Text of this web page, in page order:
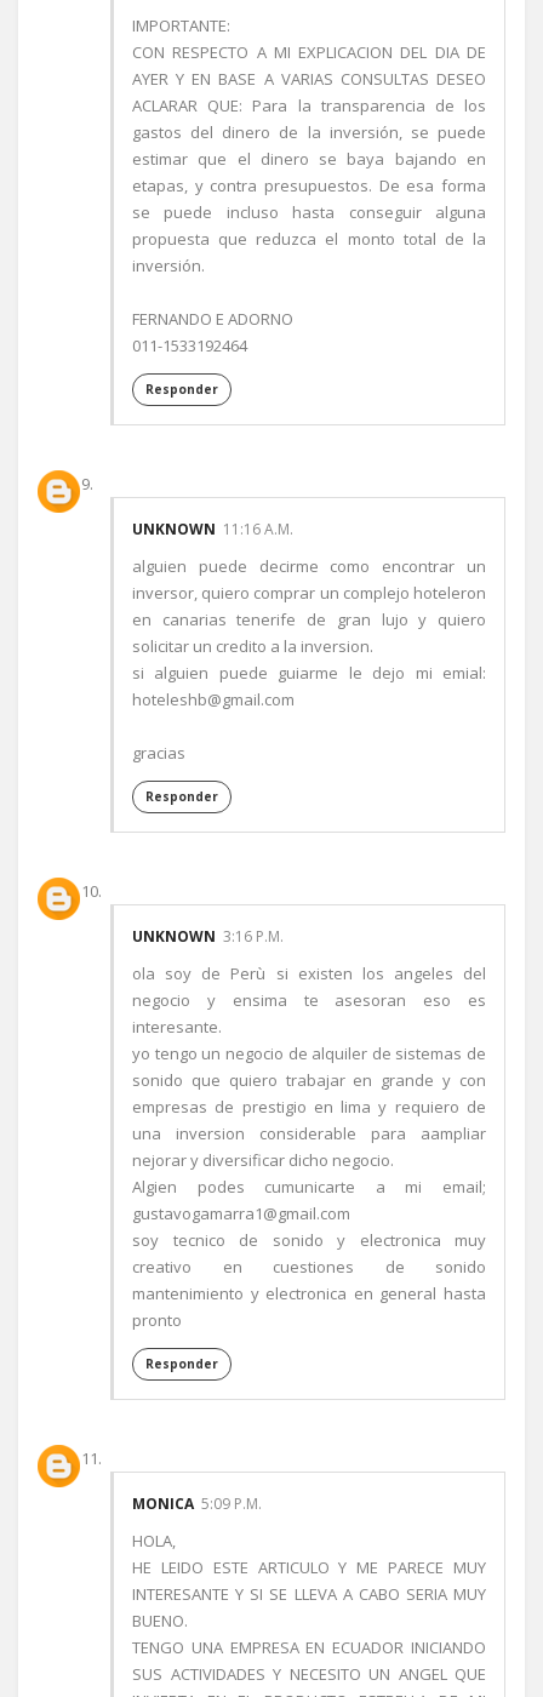
IMPORTANTE:
CON RESPECTO A MI EXPLICACION DEL DIA DE
AYER Y EN BASE A VARIAS CONSULTAS DESEO
ACLARAR QUE: Para la transparencia de los
gastos del dinero de la inversión, se puede
estimar que el dinero se baya bajando en
etapas, y contra presupuestos. De esa forma
se puede incluso hasta conseguir alguna
propuesta que reduzca el monto total de la
inversión.
FERNANDO E ADORNO
011-1533192464
Responder
UNKNOWN 11:16 A.M.
alguien puede decirme como encontrar un
inversor, quiero comprar un complejo hoteleron
en canarias tenerife de gran lujo y quiero
solicitar un credito a la inversion.
si alguien puede guiarme le dejo mi emial:
hoteleshb@gmail.com
gracias
Responder
UNKNOWN 3:16 P.M.
ola soy de Perù si existen los angeles del
negocio y ensima te asesoran eso es
interesante.
yo tengo un negocio de alquiler de sistemas de
sonido que quiero trabajar en grande y con
empresas de prestigio en lima y requiero de
una inversion considerable para aampliar
nejorar y diversificar dicho negocio.
Algien podes cumunicarte a mi email;
gustavogamarra1@gmail.com
soy tecnico de sonido y electronica muy
creativo en cuestiones de sonido
mantenimiento y electronica en general hasta
pronto
Responder
MONICA 5:09 P.M.
HOLA,
HE LEIDO ESTE ARTICULO Y ME PARECE MUY
INTERESANTE Y SI SE LLEVA A CABO SERIA MUY
BUENO.
TENGO UNA EMPRESA EN ECUADOR INICIANDO
SUS ACTIVIDADES Y NECESITO UN ANGEL QUE